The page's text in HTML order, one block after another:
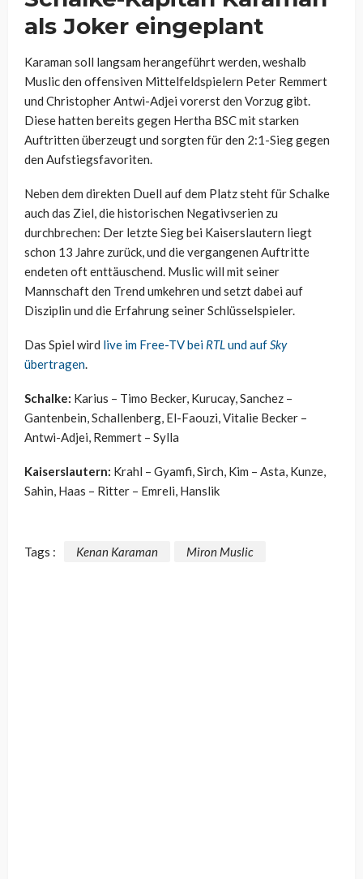
als Joker eingeplant
Karaman soll langsam herangeführt werden, weshalb
Muslic den offensiven Mittelfeldspielern Peter Remmert
und Christopher Antwi-Adjei vorerst den Vorzug gibt.
Diese hatten bereits gegen Hertha BSC mit starken
Auftritten überzeugt und sorgten für den 2:1-Sieg gegen
den Aufstiegsfavoriten.
Neben dem direkten Duell auf dem Platz steht für Schalke
auch das Ziel, die historischen Negativserien zu
durchbrechen: Der letzte Sieg bei Kaiserslautern liegt
schon 13 Jahre zurück, und die vergangenen Auftritte
endeten oft enttäuschend. Muslic will mit seiner
Mannschaft den Trend umkehren und setzt dabei auf
Disziplin und die Erfahrung seiner Schlüsselspieler.
Das Spiel wird live im Free-TV bei RTLund aufSky
übertragen.
Schalke: Karius – Timo Becker, Kurucay, Sanchez –
Gantenbein, Schallenberg, El-Faouzi, Vitalie Becker –
Antwi-Adjei, Remmert – Sylla
Kaiserslautern: Krahl – Gyamfi, Sirch, Kim – Asta, Kunze,
Sahin, Haas – Ritter – Emreli, Hanslik
Tags : Kenan Karaman Miron Muslic